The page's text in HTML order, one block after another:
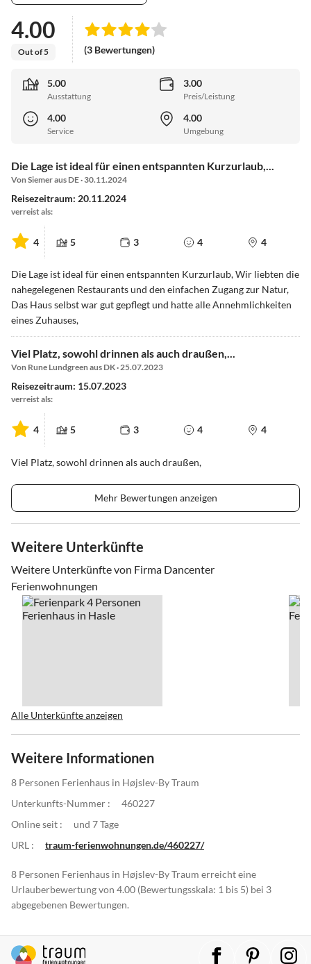
4.00
Out of 5 (3 Bewertungen)
5.00
Ausstattung
3.00
Preis/Leistung
4.00
Service
4.00
Umgebung
Die Lage ist ideal für einen entspannten Kurzurlaub,...
Von Siemer aus DE · 30.11.2024
Reisezeitraum: 20.11.2024
verreist als:
4 5 3 4 4
Die Lage ist ideal für einen entspannten Kurzurlaub, Wir liebten die
nahegelegenen Restaurants und den einfachen Zugang zur Natur,
Das Haus selbst war gut gepflegt und hatte alle Annehmlichkeiten
eines Zuhauses,
Viel Platz, sowohl drinnen als auch draußen,...
Von Rune Lundgreen aus DK · 25.07.2023
Reisezeitraum: 15.07.2023
verreist als:
4 5 3 4 4
Viel Platz, sowohl drinnen als auch draußen,
Mehr Bewertungen anzeigen
Weitere Unterkünfte
Weitere Unterkünfte von Firma Dancenter
Ferienwohnungen
Alle Unterkünfte anzeigen
Weitere Informationen
8 Personen Ferienhaus in Højslev-By Traum
Unterkunfts-Nummer :
460227
Online seit :
und 7 Tage
URL :
traum-ferienwohnungen.de/460227/
8 Personen Ferienhaus in Højslev-By Traum erreicht eine
Urlauberbewertung von 4.00 (Bewertungsskala: 1 bis 5) bei 3
abgegebenen Bewertungen.